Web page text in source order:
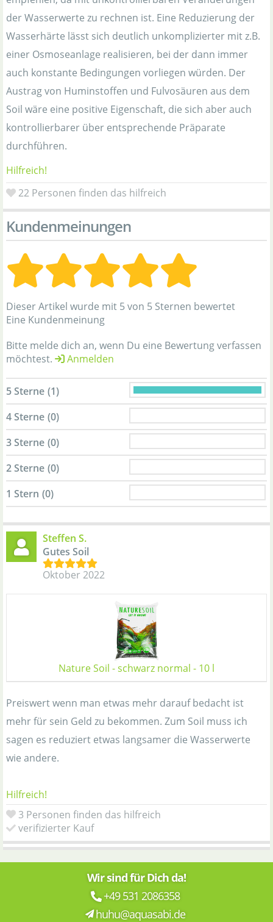
der Wasserwerte zu rechnen ist. Eine Reduzierung der
Wasserhärte lässt sich deutlich unkomplizierter mit z.B.
einer Osmoseanlage realisieren, bei der dann immer
auch konstante Bedingungen vorliegen würden. Der
Austrag von Huminstoffen und Fulvosäuren aus dem
Soil wäre eine positive Eigenschaft, die sich aber auch
kontrollierbarer über entsprechende Präparate
durchführen.
Hilfreich!
22 Personen finden das hilfreich
Kundenmeinungen
Dieser Artikel wurde mit 5 von 5 Sternen bewertet
Eine Kundenmeinung
Bitte melde dich an, wenn Du eine Bewertung verfassen
möchtest.
Anmelden
5 Sterne (1)
4 Sterne (0)
3 Sterne (0)
2 Sterne (0)
1 Stern (0)
Steffen S.
Gutes Soil
Oktober 2022
Nature Soil - schwarz normal - 10 l
Preiswert wenn man etwas mehr darauf bedacht ist
mehr für sein Geld zu bekommen. Zum Soil muss ich
sagen es reduziert etwas langsamer die Wasserwerte
wie andere.
Hilfreich!
3 Personen finden das hilfreich
verifizierter Kauf
Wir sind für Dich da!
+49 531 2086358
huhu@aquasabi.de